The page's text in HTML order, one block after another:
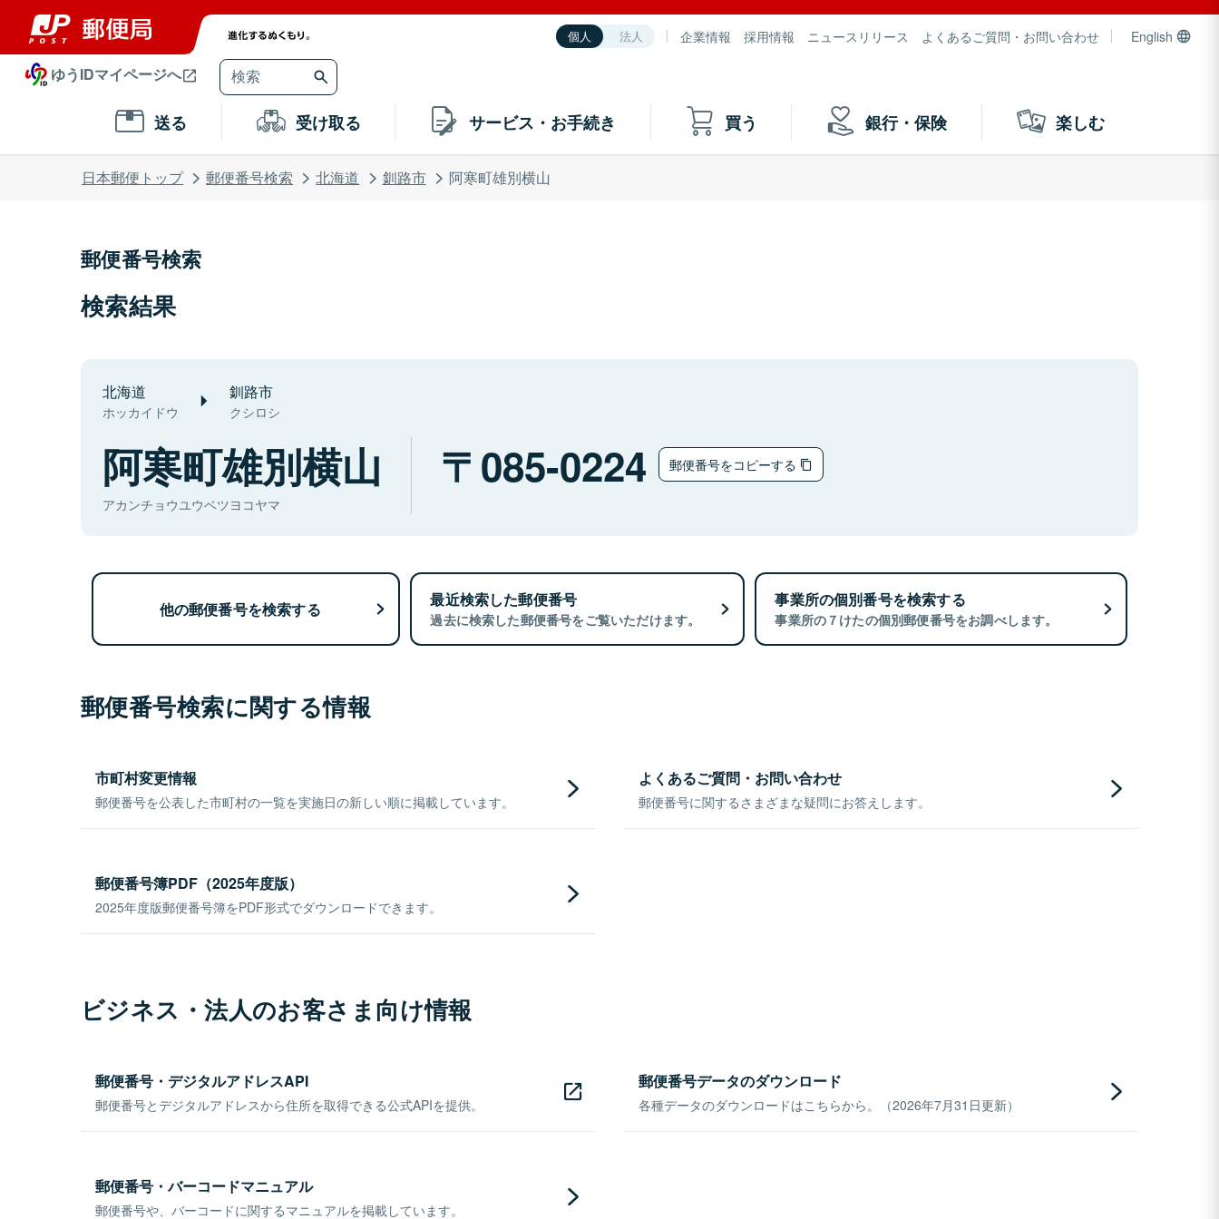
個人 法人 企業情報 採用情報 ニュースリリース よくあるご質問・お問い合わせ English
ゆうIDマイページへ
送る 受け取る サービス・お手続き 買う 銀行・保険 楽しむ
日本郵便トップ 郵便番号検索 北海道 釧路市 阿寒町雄別横山
郵便番号検索
検索結果
北海道
ホッカイドウ
釧路市
クシロシ
阿寒町雄別横山
アカンチョウユウベツヨコヤマ
085-0224 郵便番号をコピーする
他の郵便番号を検索する 最近検索した郵便番号
過去に検索した郵便番号をご覧いただけます。
事業所の個別番号を検索する
事業所の７けたの個別郵便番号をお調べします。
郵便番号検索に関する情報
市町村変更情報
郵便番号を公表した市町村の一覧を実施日の新しい順に掲載しています。
よくあるご質問・お問い合わせ
郵便番号に関するさまざまな疑問にお答えします。
郵便番号簿PDF（2025年度版）
2025年度版郵便番号簿をPDF形式でダウンロードできます。
ビジネス・法人のお客さま向け情報
郵便番号・デジタルアドレスAPI
郵便番号とデジタルアドレスから住所を取得できる公式APIを提供。
郵便番号データのダウンロード
各種データのダウンロードはこちらから。（2026年7月31日更新）
郵便番号・バーコードマニュアル
郵便番号や、バーコードに関するマニュアルを掲載しています。